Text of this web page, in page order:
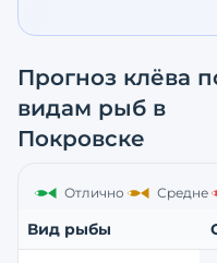
Прогноз клёва
видам рыб в
Покровске
Отлично Средне
Вид рыбы